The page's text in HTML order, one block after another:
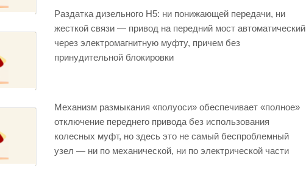
Раздатка дизельного Н5: ни понижающей передачи, ни
жесткой связи — привод на передний мост автоматический
через электромагнитную муфту, причем без
принудительной блокировки
Механизм размыкания «полуоси» обеспечивает «полное»
отключение переднего привода без использования
колесных муфт, но здесь это не самый беспроблемный
узел — ни по механической, ни по электрической части